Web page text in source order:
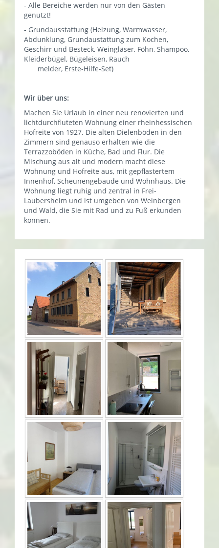
- Alle Bereiche werden nur von den Gästen
genutzt!
- Grundausstattung (Heizung, Warmwasser,
Abdunklung, Grundaustattung zum Kochen,
Geschirr und Besteck, Weingläser, Föhn, Shampoo,
Kleiderbügel, Bügeleisen, Rauch
melder, Erste-Hilfe-Set)
Wir über uns:
Machen Sie Urlaub in einer neu renovierten und
lichtdurchfluteten Wohnung einer rheinhessischen
Hofreite von 1927. Die alten Dielenböden in den
Zimmern sind genauso erhalten wie die
Terrazzoböden in Küche, Bad und Flur. Die
Mischung aus alt und modern macht diese
Wohnung und Hofreite aus, mit gepflastertem
Innenhof, Scheunengebäude und Wohnhaus. Die
Wohnung liegt ruhig und zentral in Frei-
Laubersheim und ist umgeben von Weinbergen
und Wald, die Sie mit Rad und zu Fuß erkunden
können.